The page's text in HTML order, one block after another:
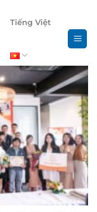
Tiếng Việt